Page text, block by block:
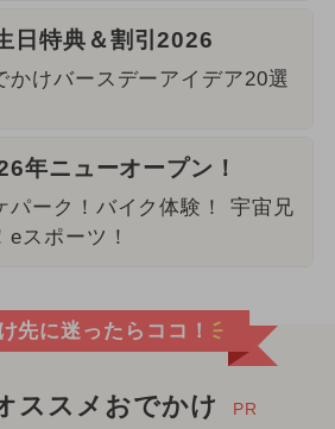
日特典＆割引2026
かけバースデーアイデア20選
年ニューオープン！
パーク！バイク体験！ 宇宙兄
eスポーツ！
先に迷ったらココ！
ススメおでかけ PR